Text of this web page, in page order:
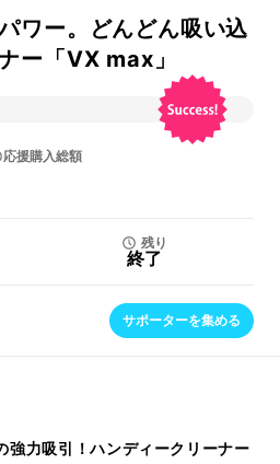
ワー。どんどん吸い込
ー「VX max」
応援購入総額
残り
終了
サポーターを集める
強力吸引！ハンディークリーナー